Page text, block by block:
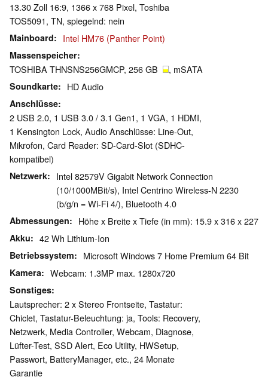
13.30 Zoll 16:9, 1366 x 768 Pixel, Toshiba
TOS5091, TN, spiegelnd: nein
Mainboard Intel HM76 (Panther Point)
Massenspeicher
TOSHIBA THNSNS256GMCP, 256 GB , mSATA
Soundkarte HD Audio
Anschlüsse
2 USB 2.0, 1 USB 3.0 / 3.1 Gen1, 1 VGA, 1 HDMI,
1 Kensington Lock, Audio Anschlüsse: Line-Out,
Mikrofon, Card Reader: SD-Card-Slot (SDHC-
kompatibel)
Netzwerk
Intel 82579V Gigabit Network Connection
(10/1000MBit/s), Intel Centrino Wireless-N 2230
(b/g/n = Wi-Fi 4/), Bluetooth 4.0
Abmessungen Höhe x Breite x Tiefe (in mm): 15.9 x 316 x 227
Akku 42 Wh Lithium-Ion
Betriebssystem Microsoft Windows 7 Home Premium 64 Bit
Kamera Webcam: 1.3MP max. 1280x720
Sonstiges
Lautsprecher: 2 x Stereo Frontseite, Tastatur:
Chiclet, Tastatur-Beleuchtung: ja, Tools: Recovery,
Netzwerk, Media Controller, Webcam, Diagnose,
Lüfter-Test, SSD Alert, Eco Utility, HWSetup,
Passwort, BatteryManager, etc., 24 Monate
Garantie